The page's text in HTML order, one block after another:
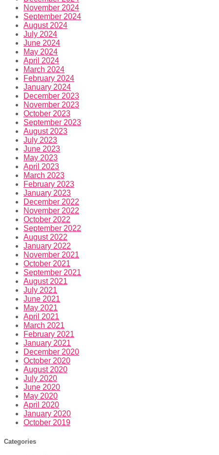
November 2024
September 2024
August 2024
July 2024
June 2024
May 2024
April 2024
March 2024
February 2024
January 2024
December 2023
November 2023
October 2023
September 2023
August 2023
July 2023
June 2023
May 2023
April 2023
March 2023
February 2023
January 2023
December 2022
November 2022
October 2022
September 2022
August 2022
January 2022
November 2021
October 2021
September 2021
August 2021
July 2021
June 2021
May 2021
April 2021
March 2021
February 2021
January 2021
December 2020
October 2020
August 2020
July 2020
June 2020
May 2020
April 2020
January 2020
October 2019
Categories